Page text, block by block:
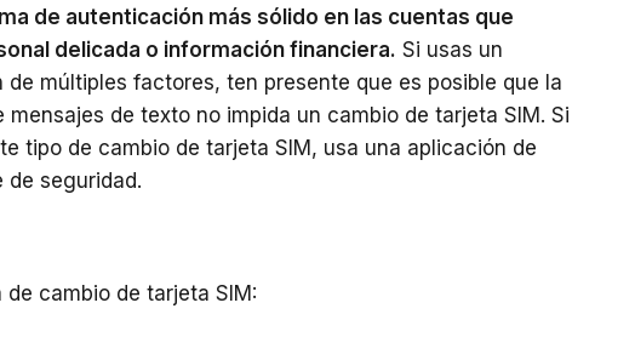
de autenticación más sólido en las cuentas que
delicada o información financiera. Si usas un
múltiples factores, ten presente que es posible que la
de texto no impida un cambio de tarjeta SIM. Si
tipo de cambio de tarjeta SIM, usa una aplicación de
de seguridad.
cambio de tarjeta SIM: